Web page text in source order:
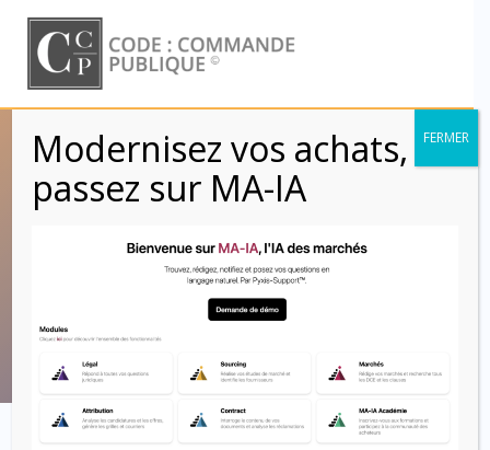
to
content
Réception tacite
des travaux : la
parade du mail !
Code : Commande Publique
Modernisez vos achats,
passez sur MA-IA
FERMER